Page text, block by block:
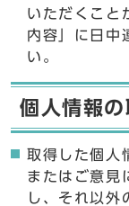
いただくこと
内容」に日中
い。
個人情報
取得した個人
またはご意見
し、それ以外